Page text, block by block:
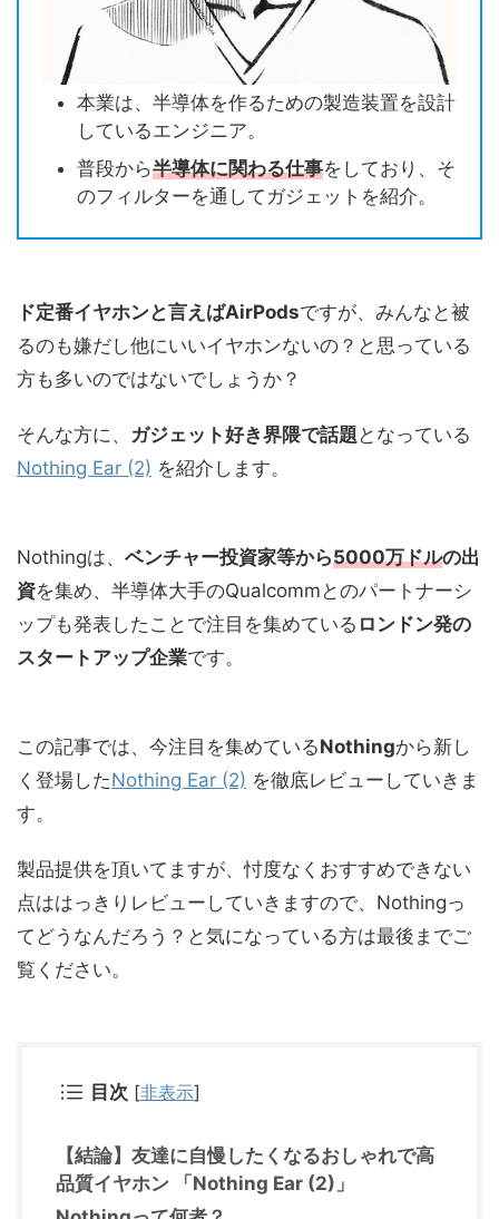
本業は、半導体を作るための製造装置を設計
しているエンジニア。
普段から半導体に関わる仕事をしており、そ
のフィルターを通してガジェットを紹介。
ド定番イヤホンと言えばAirPodsですが、みんなと被
るのも嫌だし他にいいイヤホンないの？と思っている
方も多いのではないでしょうか？
そんな方に、 ガジェット好き界隈で話題 となっている
Nothing Ear (2) を紹介します。
Nothingは、 ベンチャー投資家等から5000万ドルの出
資を集め、半導体大手のQualcommとのパートナーシ
ップも発表したことで注目を集めている ロンドン発の
スタートアップ企業です。
この記事では、今注目を集めているNothingから新し
く登場したNothing Ear (2) を徹底レビューしていきま
す。
製品提供を頂いてますが、忖度なくおすすめできない
点ははっきりレビューしていきますので、Nothingっ
てどうなんだろう？と気になっている方は最後までご
覧ください。
目次 [非表示]
【結論】友達に自慢したくなるおしゃれで高
品質イヤホン 「Nothing Ear (2)」